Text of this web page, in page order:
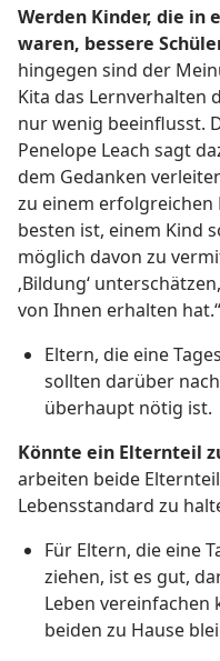
Werden Kinder, die in
waren, bessere
hingegen sind der
Kita das Lernverhalten
nur wenig beeinflusst.
Penelope Leach sagt
dem Gedanken
zu einem erfolgreichen
besten ist, einem Kind
möglich davon zu
‚Bildung‘
von Ihnen erhalten hat.“
Eltern, die eine
sollten darüber
überhaupt nötig ist.
Könnte ein Elternteil
arbeiten beide
Lebensstandard zu
Für Eltern, die eine
ziehen, ist es gut,
Leben vereinfachen
beiden zu Hause